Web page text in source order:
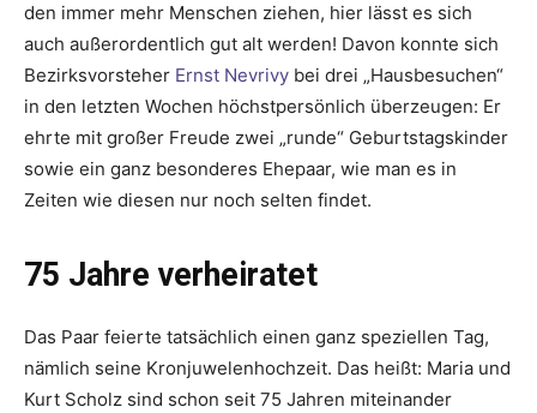
den immer mehr Menschen ziehen, hier lässt es sich
auch außerordentlich gut alt werden! Davon konnte sich
Bezirksvorsteher Ernst Nevrivy bei drei „Hausbesuchen“
in den letzten Wochen höchstpersönlich überzeugen: Er
ehrte mit großer Freude zwei „runde“ Geburtstagskinder
sowie ein ganz besonderes Ehepaar, wie man es in
Zeiten wie diesen nur noch selten findet.
75 Jahre verheiratet
Das Paar feierte tatsächlich einen ganz speziellen Tag,
nämlich seine Kronjuwelenhochzeit. Das heißt: Maria und
Kurt Scholz sind schon seit 75 Jahren miteinander